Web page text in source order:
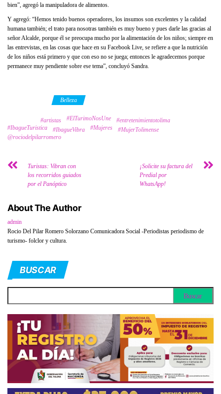
bien”, agregó la manipuladora de alimentos.
Y agregó: “Hemos tenido buenos operadores, los insumos son excelentes y la calidad
humana también; el trato para nosotras también es muy bueno y pues darle las gracias al
señor Alcalde, porque él se preocupa mucho por la alimentación de los niños; siempre en
las entrevistas, en las cosas que hace en su Facebook Live, se refiere a que la nutrición
de los niños está primero y que con eso no se juega; entonces le agradecemos porque
permanece muy pendiente sobre ese tema”, concluyó Sandra.
Belleza
#artistas #ElTurimoNosUne
#entretenimientotolima
#IbagueTuristica
#IbagueVibra #Mujeres
#MujerTolimense
@rociodelpilarromero
Turistas: Vibran con
los recorridos guiados
por el Panóptico
¡Solicite su factura del
Predial por
WhatsApp!
About The Author
admin
Rocio Del Pilar Romero Solorzano Comunicadora Social -Periodistas periodismo de
turismo- folclor y cultura.
BUSCAR